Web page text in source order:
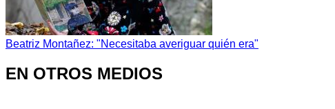
Beatriz Montañez: "Necesitaba averiguar quién era"
EN OTROS MEDIOS